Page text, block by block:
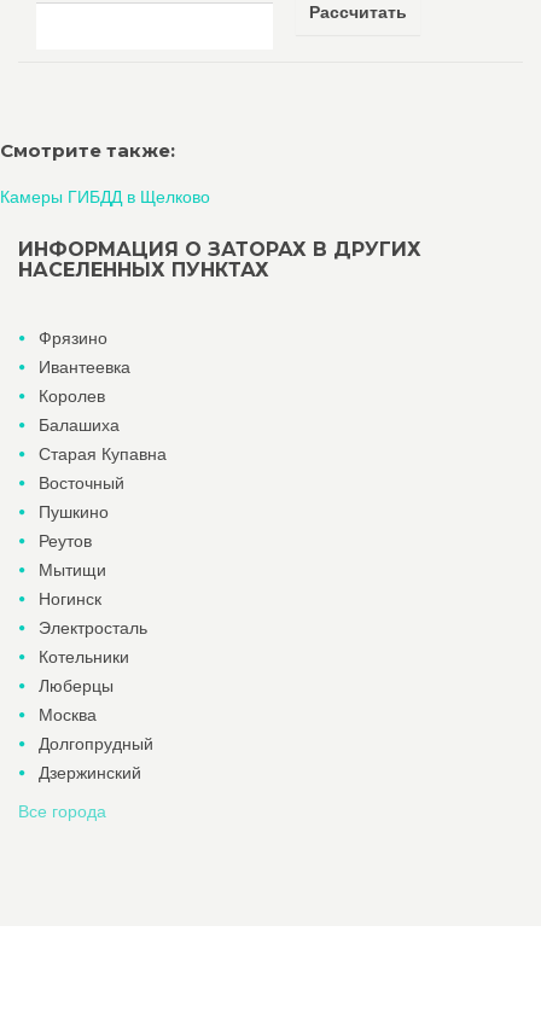
Рассчитать
Смотрите также:
Камеры ГИБДД в Щелково
ИНФОРМАЦИЯ О ЗАТОРАХ В ДРУГИХ
НАСЕЛЕННЫХ ПУНКТАХ
Фрязино
Ивантеевка
Королев
Балашиха
Старая Купавна
Восточный
Пушкино
Реутов
Мытищи
Ногинск
Электросталь
Котельники
Люберцы
Москва
Долгопрудный
Дзержинский
Все города